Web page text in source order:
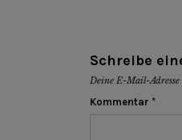
Schreibe
Deine E-Mail-
Kommentar *